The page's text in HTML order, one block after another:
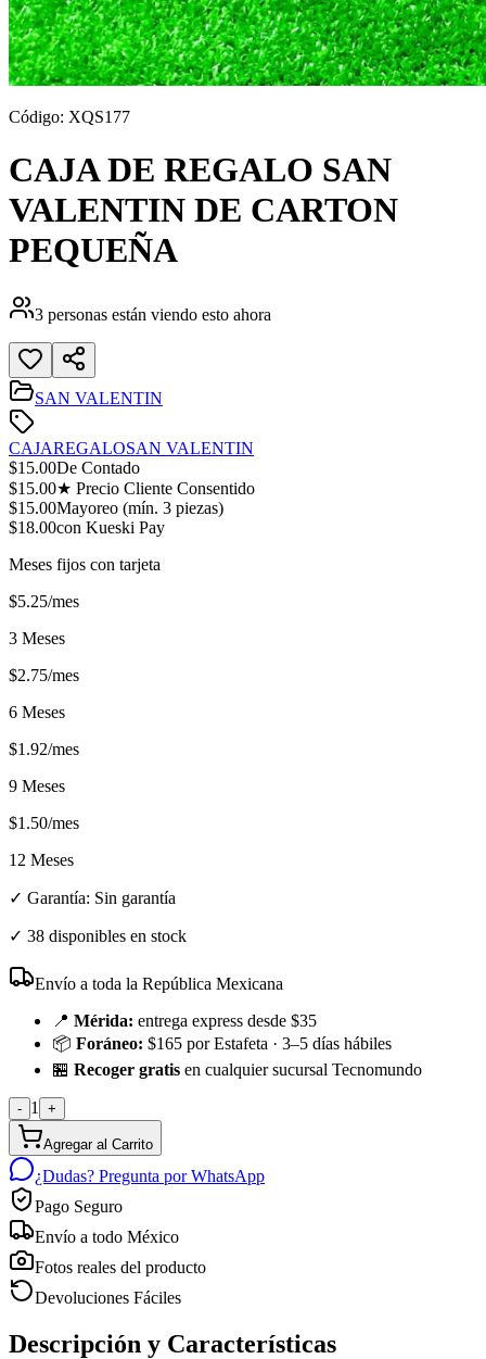
Código: XQS177
CAJA DE REGALO SAN
VALENTIN DE CARTON
PEQUEÑA
3 personas están viendo esto ahora
SAN VALENTIN
CAJAREGALOSAN VALENTIN
$15.00De Contado
$15.00★ Precio Cliente Consentido
$15.00Mayoreo (mín. 3 piezas)
$18.00con Kueski Pay
Meses fijos con tarjeta
$5.25/mes
3 Meses
$2.75/mes
6 Meses
$1.92/mes
9 Meses
$1.50/mes
12 Meses
✓ Garantía: Sin garantía
✓ 38 disponibles en stock
Envío a toda la República Mexicana
📍 Mérida: entrega express desde $35
📦 Foráneo: $165 por Estafeta · 3–5 días hábiles
🏪 Recoger gratis en cualquier sucursal Tecnomundo
- 1 +
Agregar al Carrito
¿Dudas? Pregunta por WhatsApp
Pago Seguro
Envío a todo México
Fotos reales del producto
Devoluciones Fáciles
Descripción y Características